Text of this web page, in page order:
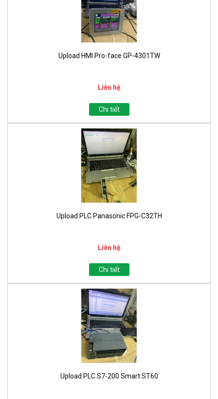
Upload HMI Pro-face GP-4301TW
Liên hệ
Chi tiết
Upload PLC Panasonic FPG-C32TH
Liên hệ
Chi tiết
Upload PLC S7-200 Smart ST60